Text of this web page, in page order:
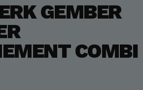
HOOGSTE KORTINGGEMBER
COMBI